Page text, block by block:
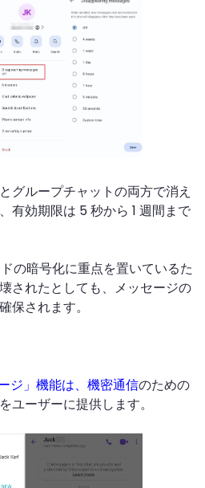
グループチャットの両方で消え
有効期限は 5 秒から 1 週間まで
の暗号化に重点を置いているた
されたとしても、メッセージの
保されます。
ジ」機能は、機密通信のための
ユーザーに提供します。